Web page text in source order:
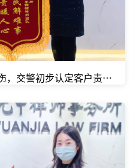
，交警初步认定客户责任比